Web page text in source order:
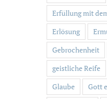
Erfüllung mit
Erlösung
Gebrochenheit
geistliche Reife
Glaube
Gott